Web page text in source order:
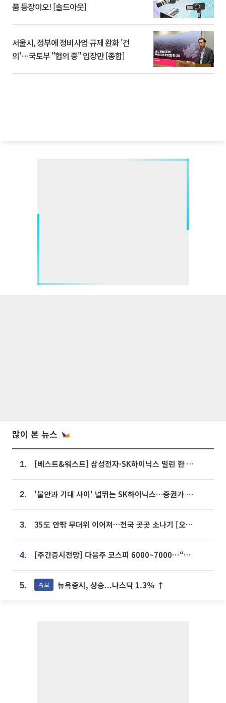
품 등장이오! [솔드아웃]
서울시, 정부에 정비사업 규제 완화 '건
의'⋯국토부 "협의 중" 입장만 [종합]
많이 본 뉴스
1. [베스트&워스트] 삼성전자·SK하이닉스 밀린 한 주…상상인증권은 85% 급등
2. '불안과 기대 사이' 널뛰는 SK하이닉스…증권가 "HBM4·LTA 기반 펀터멘털 견고"
3. 35도 안팎 무더위 이어져…전국 곳곳 소나기 [오늘 날씨]
4. [주간증시전망] 다음주 코스피 6000~7000⋯“外人 수급은 정책이 변수”
5. 속보 뉴욕증시, 상승...나스닥 1.3% ↑